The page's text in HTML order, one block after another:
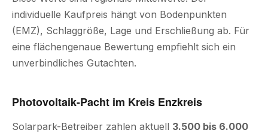
individuelle Kaufpreis hängt von Bodenpunkten
(EMZ), Schlaggröße, Lage und Erschließung ab. Für
eine flächengenaue Bewertung empfiehlt sich ein
unverbindliches Gutachten.
Photovoltaik-Pacht im Kreis Enzkreis
Solarpark-Betreiber zahlen aktuell 3.500 bis 6.000